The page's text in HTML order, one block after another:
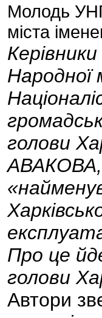
Молодь
міста
Народної
голови
АВАКОВА,
Про це
голови
Автори